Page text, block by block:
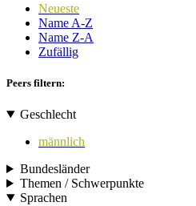
Neueste
Name A-Z
Name Z-A
Zufällig
Peers filtern:
Geschlecht
männlich
Bundesländer
Themen / Schwerpunkte
Sprachen